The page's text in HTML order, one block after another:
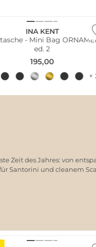
INA KENT
Bag ORNAMENT
ed. 2
195,00
+
Zeit des Jahres: von
Santorini und cleanem